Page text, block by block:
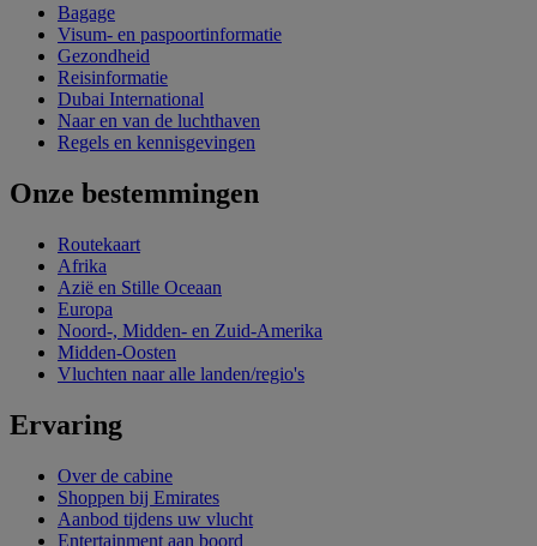
Bagage
Visum- en paspoortinformatie
Gezondheid
Reisinformatie
Dubai International
Naar en van de luchthaven
Regels en kennisgevingen
Onze bestemmingen
Routekaart
Afrika
Azië en Stille Oceaan
Europa
Noord-, Midden- en Zuid-Amerika
Midden-Oosten
Vluchten naar alle landen/regio's
Ervaring
Over de cabine
Shoppen bij Emirates
Aanbod tijdens uw vlucht
Entertainment aan boord